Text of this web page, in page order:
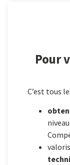
Pour
C’est tous